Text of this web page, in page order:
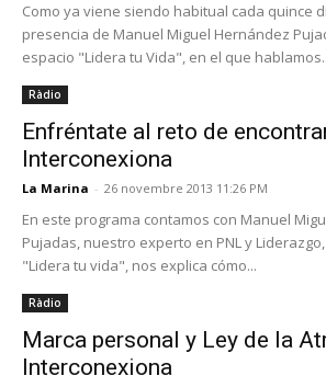
Como ya viene siendo habitual cada quince
presencia de Manuel Miguel Hernández
espacio "Lidera tu Vida", en el que
Ràdio
Enfréntate al reto de
Interconexiona
La Marina - 26 novembre 2013 11:26 PM
En este programa contamos con Manuel
Pujadas, nuestro experto en PNL y
"Lidera tu vida", nos explica cómo...
Ràdio
Marca personal y Ley de la
Interconexiona